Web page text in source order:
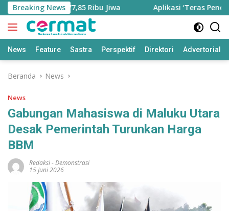
Langsung
ke
konten
Breaking News
Jadi 77,85 Ribu Jiwa Aplikasi ‘Teras
News Feature Sastra Perspektif Direktori Advertorial
Beranda News
News
Gabungan Mahasiswa di Maluku Utara
Desak Pemerintah Turunkan Harga
BBM
Redaksi-Demonstrasi
15 Juni 2026